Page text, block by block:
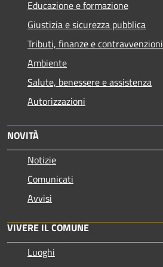
Educazione e formazione
Giustizia e sicurezza pubblica
Tributi, finanze e contravvenzioni
Ambiente
Salute, benessere e assistenza
Autorizzazioni
NOVITÀ
Notizie
Comunicati
Avvisi
VIVERE IL COMUNE
Luoghi